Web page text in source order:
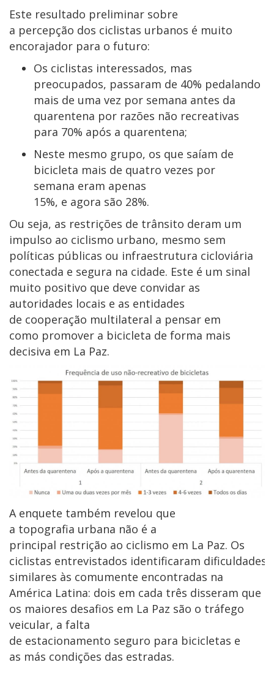
Este resultado preliminar sobre
a percepção dos ciclistas urbanos é muito
encorajador para o futuro:
Os ciclistas interessados, mas
preocupados, passaram de 40% pedalando
mais de uma vez por semana antes da
quarentena por razões não recreativas
para 70% após a quarentena;
Neste mesmo grupo, os que saíam de
bicicleta mais de quatro vezes por
semana eram apenas
15%, e agora são 28%.
Ou seja, as restrições de trânsito deram um
impulso ao ciclismo urbano, mesmo sem
políticas públicas ou infraestrutura cicloviária
conectada e segura na cidade. Este é um sinal
muito positivo que deve convidar as
autoridades locais e as entidades
de cooperação multilateral a pensar em
como promover a bicicleta de forma mais
decisiva em La Paz.
A enquete também revelou que
a topografia urbana não é a
principal restrição ao ciclismo em La Paz. Os
ciclistas entrevistados identificaram dificuldades
similares às comumente encontradas na
América Latina: dois em cada três disseram que
os maiores desafios em La Paz são o tráfego
veicular, a falta
de estacionamento seguro para bicicletas e
as más condições das estradas.